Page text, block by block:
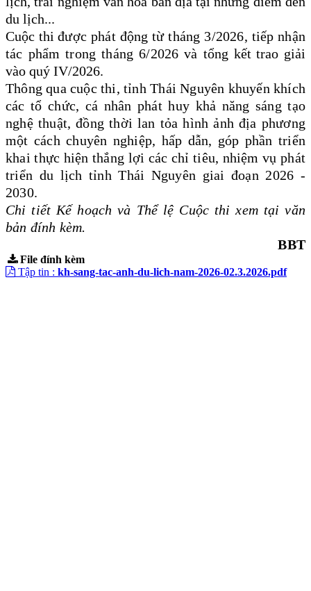
du lịch...
Cuộc thiđược phát động từ tháng 3/2026, tiếp nhận
tác phẩm trong tháng 6/2026 và tổng kết trao giải
vào quý IV/2026.
Thông qua cuộc thi, tỉnh Thái Nguyên khuyến khích
các tổ chức, cá nhân phát huy khả năng sáng tạo
nghệ thuật, đồng thời lan tỏa hình ảnh địa phương
một cách chuyên nghiệp, hấp dẫn, góp phần triển
khai thực hiện thắng lợi các chỉ tiêu, nhiệm vụ phát
triển du lịch tỉnh Thái Nguyên giai đoạn 2026 -
2030.
Chi tiết Kế hoạch và Thể lệ Cuộc thi xem tại văn
bản đính kèm.
BBT
File đính kèm
Tập tin : kh-sang-tac-anh-du-lich-nam-2026-02.3.2026.pdf